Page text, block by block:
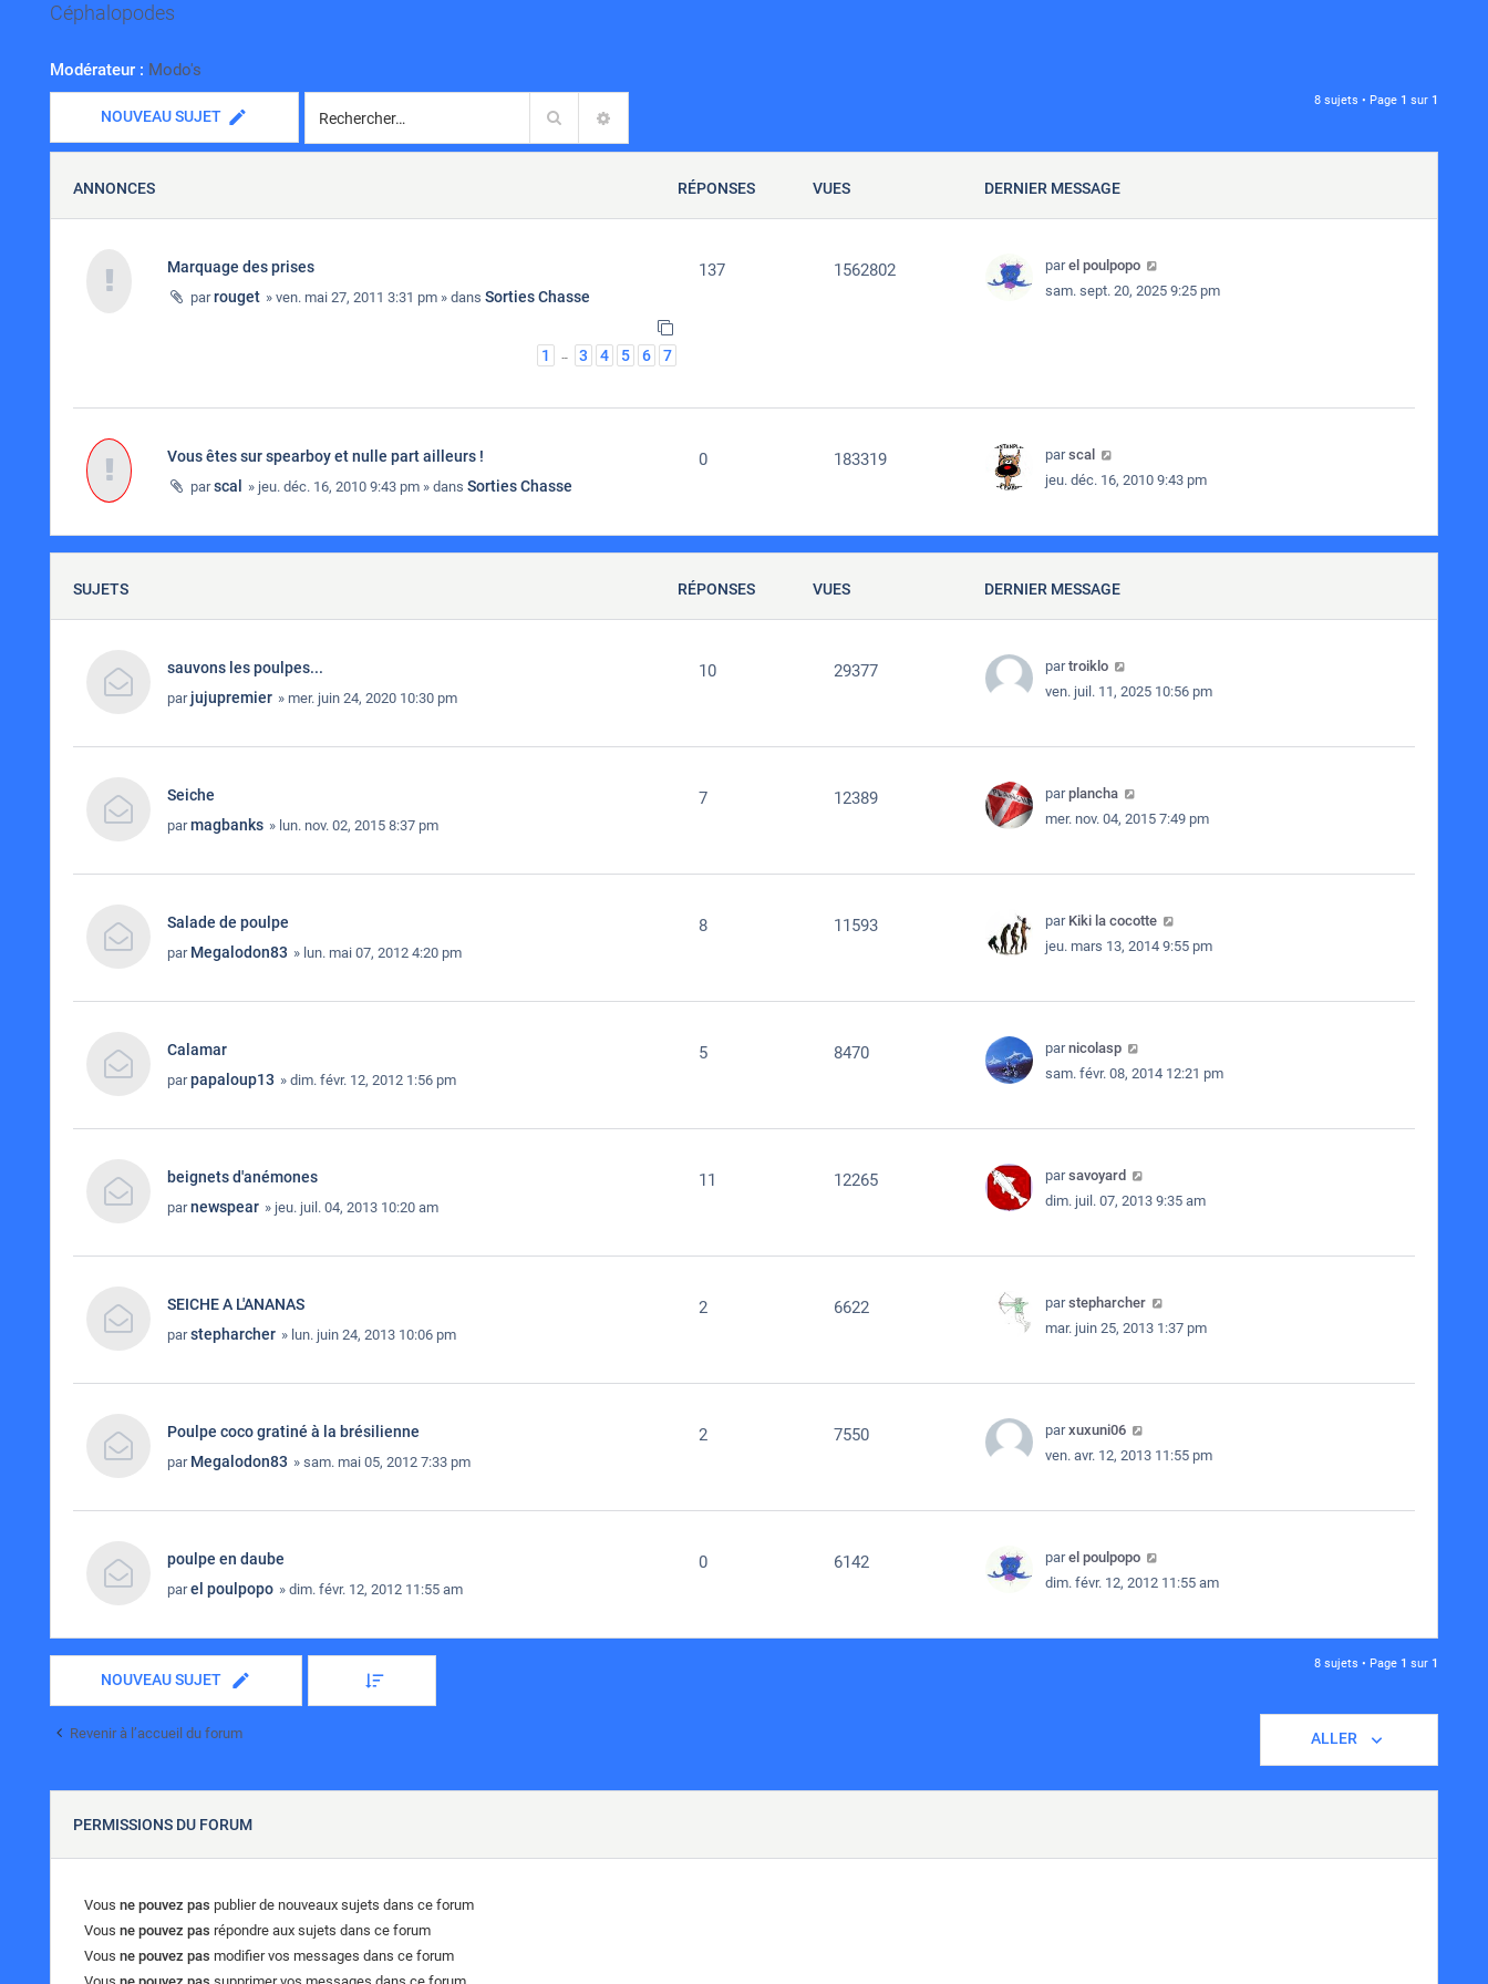
Céphalopodes
Modérateur : Modo's
NOUVEAU SUJET Rechercher
8 sujets • Page 1 sur 1
ANNONCES RÉPONSES VUES DERNIER MESSAGE
Marquage des prises
parrouget » ven. mai 27, 2011 3:31 pm » dans Sorties Chasse
1 … 3 4 5 6 7
137 1562802 parel poulpopo
sam. sept. 20, 2025 9:25 pm
Vous êtes sur spearboy et nulle part ailleurs !
parscal » jeu. déc. 16, 2010 9:43 pm » dans Sorties Chasse
0 183319 parscal
jeu. déc. 16, 2010 9:43 pm
SUJETS RÉPONSES VUES DERNIER MESSAGE
sauvons les poulpes...
par jujupremier » mer. juin 24, 2020 10:30 pm
10 29377 partroiklo
ven. juil. 11, 2025 10:56 pm
Seiche
parmagbanks » lun. nov. 02, 2015 8:37 pm
7 12389 parplancha
mer. nov. 04, 2015 7:49 pm
Salade de poulpe
par Megalodon83 » lun. mai 07, 2012 4:20 pm
8 11593 par Kiki la cocotte
jeu. mars 13, 2014 9:55 pm
Calamar
parpapaloup13 » dim. févr. 12, 2012 1:56 pm
5 8470 parnicolasp
sam. févr. 08, 2014 12:21 pm
beignets d'anémones
parnewspear » jeu. juil. 04, 2013 10:20 am
11 12265 parsavoyard
dim. juil. 07, 2013 9:35 am
SEICHE A L'ANANAS
parstepharcher » lun. juin 24, 2013 10:06 pm
2 6622 parstepharcher
mar. juin 25, 2013 1:37 pm
Poulpe coco gratiné à la brésilienne
par Megalodon83 » sam. mai 05, 2012 7:33 pm
2 7550 parxuxuni06
ven. avr. 12, 2013 11:55 pm
poulpe en daube
parel poulpopo » dim. févr. 12, 2012 11:55 am
0 6142 parel poulpopo
dim. févr. 12, 2012 11:55 am
NOUVEAU SUJET
8 sujets • Page 1 sur 1
Revenir à l’accueil du forum ALLER
PERMISSIONS DU FORUM
Vous ne pouvez pas publier de nouveaux sujets dans ce forum
Vous ne pouvez pas répondre aux sujets dans ce forum
Vous ne pouvez pas modifier vos messages dans ce forum